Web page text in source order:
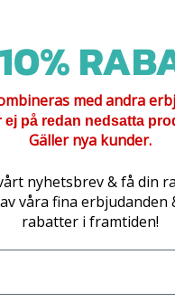
bättre lymfcirkulation
och låter blodet
ger mycket bra stöd för
besvär som
med andra
ej på redan nedsatta
Gäller nya kunder.
nyhetsbrev & få din
våra fina erbjudanden
rabatter i framtiden!